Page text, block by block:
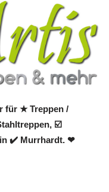
für ★ Treppen /
☑️
in ✔️ Murrhardt. ❤